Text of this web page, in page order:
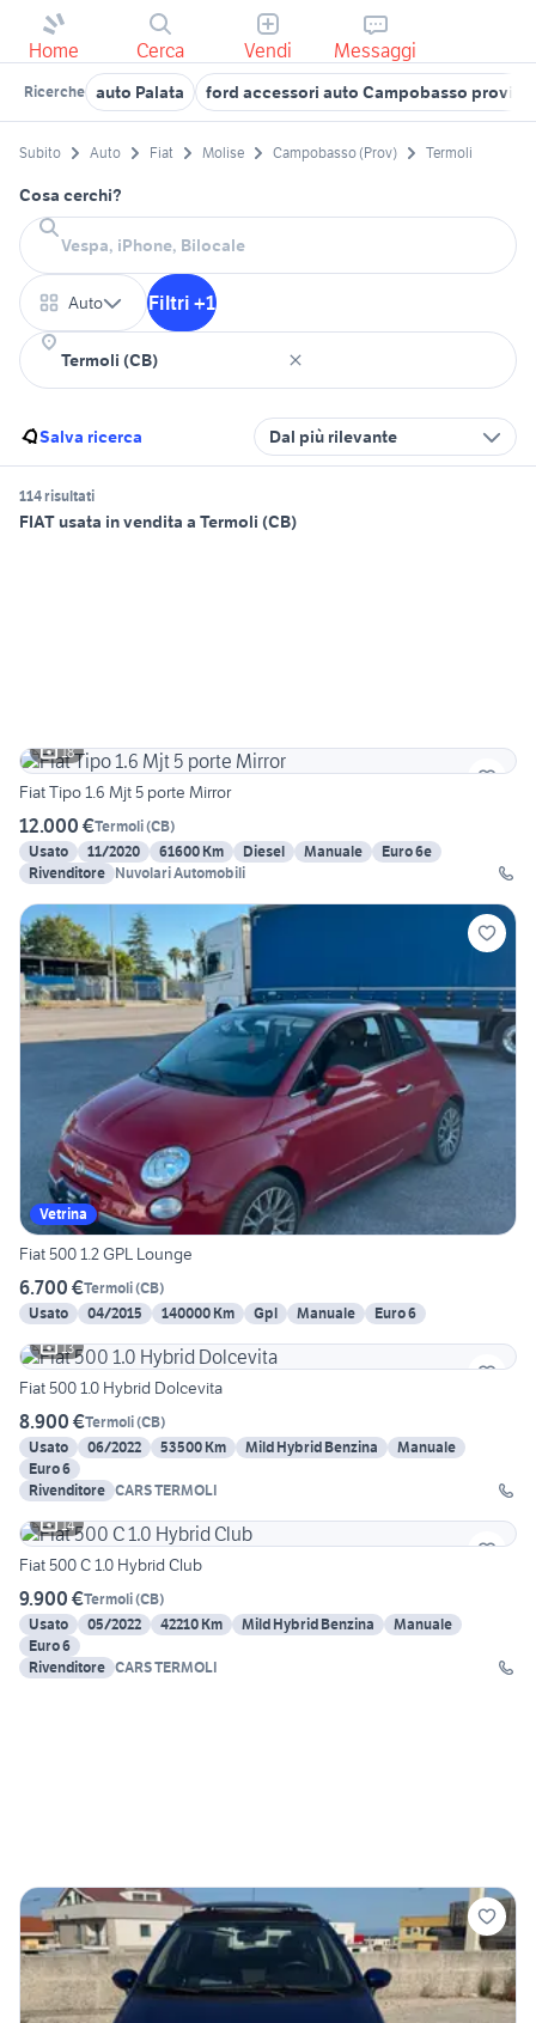
Home Cerca Vendi Messaggi
Ricerche auto Palata ford accessori auto Campobasso
Subito Auto Fiat Molise Campobasso (Prov) Termoli
Cosa cerchi?
Auto Filtri +1
Salva ricerca Dal più rilevante
114 risultati
FIAT usata in vendita a Termoli (CB)
18
Fiat Tipo 1.6 Mjt 5 porte Mirror
12.000 €Termoli(CB)
Usato
11/2020 61600 Km Diesel Manuale
Euro 6e
Rivenditore Nuvolari Automobili
Vetrina
Fiat 500 1.2 GPL Lounge
6.700 €Termoli(CB)
Usato
04/2015 140000 Km Gpl Manuale
Euro 6
13
Fiat 500 1.0 Hybrid Dolcevita
8.900 €Termoli(CB)
Usato
06/2022 53500 Km Mild Hybrid Benzina
Manuale
Euro 6
Rivenditore CARS TERMOLI
14
Fiat 500 C 1.0 Hybrid Club
9.900 €Termoli(CB)
Usato
05/2022 42210 Km Mild Hybrid Benzina
Manuale
Euro 6
Rivenditore CARS TERMOLI